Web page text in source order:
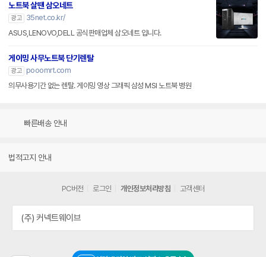
노트북 살땐 삼오네트
광고
35net.co.kr/
ASUS,LENOVO,DELL 공식판매업체 삼오네트 입니다.
게이밍 사무노트북 단기렌탈
광고
pooomrt.com
의무사용기간 없는 렌탈. 게이밍 영상 그래픽 삼성 MSI 노트북 병원
빠른배송 안내
법적고지 안내
PC버전 로그인 개인정보처리방침 고객센터
(주) 커넥트웨이브